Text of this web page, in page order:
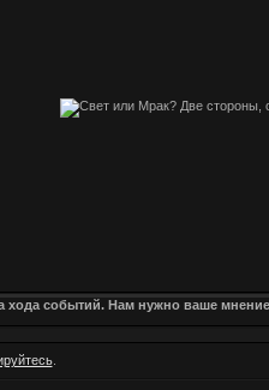
хода событий. Нам нужно ваше
.